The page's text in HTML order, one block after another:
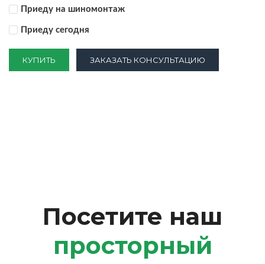
Приеду на шиномонтаж
Приеду сегодня
КУПИТЬ ЗАКАЗАТЬ КОНСУЛЬТАЦИЮ
Посетите наш
просторный